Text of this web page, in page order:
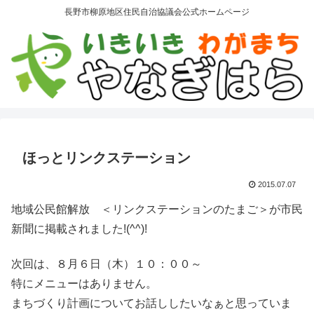
長野市柳原地区住民自治協議会公式ホームページ
ほっとリンクステーション
2015.07.07
地域公民館解放 ＜リンクステーションのたまご＞が市民
新聞に掲載されました!(^^)!
次回は、８月６日（木）１０：００～
特にメニューはありません。
まちづくり計画についてお話ししたいなぁと思っていま